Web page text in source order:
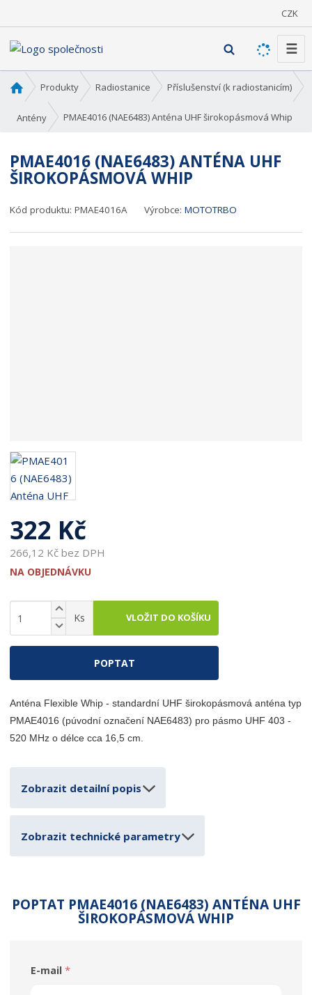
CZK
V
h
e
a
t
☰
v
o
í
s
r
Produkty Radiostanice Příslušenství (k radiostanicím)
Antény PMAE4016 (NAE6483) Anténa UHF širokopásmová Whip
PMAE4016 (NAE6483) ANTÉNA UHF
ŠIROKOPÁSMOVÁ WHIP
Kód produktu:PMAE4016A Výrobce:MOTOTRBO
322 Kč
266,12 Kč bez DPH
NA OBJEDNÁVKU
ě
t
p
o
e
N
a
v
ý
i
m
n
o
ž
v
S
n
í
i
m
n
o
s
v
í
Ks VLOŽIT DO KOŠÍKU
POPTAT
Anténa Flexible Whip - standardní UHF širokopásmová anténa typ
PMAE4016 (púvodní označení NAE6483) pro pásmo UHF 403 -
520 MHz o délce cca 16,5 cm.
Zobrazit detailní popis
Zobrazit technické parametry
POPTAT PMAE4016 (NAE6483) ANTÉNA UHF
ŠIROKOPÁSMOVÁ WHIP
E-mail *